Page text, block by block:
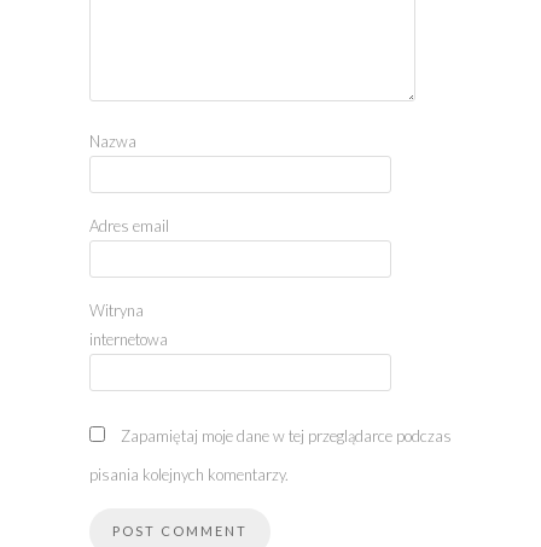
Nazwa
Adres email
Witryna
internetowa
Zapamiętaj moje dane w tej przeglądarce podczas
pisania kolejnych komentarzy.